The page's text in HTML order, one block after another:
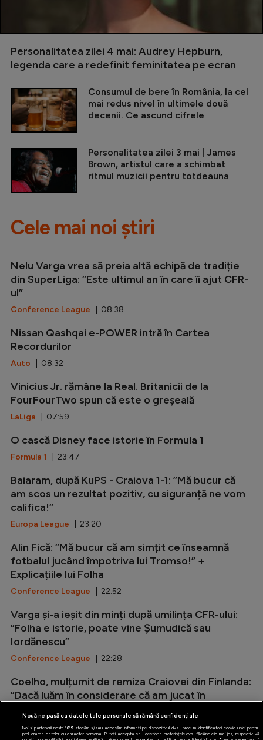
Personalitatea zilei 4 mai: Audrey Hepburn,
legenda care a redefinit feminitatea pe ecran
Consumul de bere în România, la cel
mai redus nivel în ultimele două
decenii. Ce ascund cifrele
Personalitatea zilei 3 mai | James
Brown, artistul care a schimbat
ritmul muzicii pentru totdeauna
Cele mai noi știri
Nelu Varga vrea să preia altă echipă de tradiție
din SuperLiga: ”Este ultimul an în care îi ajut CFR-
ul”
Conference League | 08:38
Nissan Qashqai e-POWER intră în Cartea
Recordurilor
Auto | 08:32
Vinicius Jr. rămâne la Real. Britanicii de la
FourFourTwo spun că este o greșeală
LaLiga | 07:59
O cască Disney face istorie în Formula 1
Formula 1 | 23:47
Baiaram, după KuPS - Craiova 1-1: ”Mă bucur că
am scos un rezultat pozitiv, cu siguranță ne vom
califica!”
Europa League | 23:20
Alin Fică: ”Mă bucur că am simțit ce înseamnă
fotbalul jucând împotriva lui Tromso!” +
Explicațiile lui Folha
Conference League | 22:52
Varga și-a ieșit din minți după umilința CFR-ului:
”Folha e istorie, poate vine Șumudică sau
Iordănescu”
Conference League | 22:28
Coelho, mulțumit de remiza Craiovei din Finlanda:
”Dacă luăm în considerare că am jucat în
Europa League| 22:04
Nouă ne pasă ca datele tale personale să rămână confidențiale
Noi și partenerii noștri 1019stocăm și/sau accesăm informații pe dispozitivul dvs., precum identificatorii cookie unici pentru
prelucrarea datelor cu caracter personal. Puteți accepta sau gestiona preferințele dvs. făcând clic mai jos, respectiv vă